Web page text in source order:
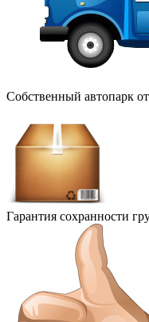
Собственный автопарк
Гарантия сохранности